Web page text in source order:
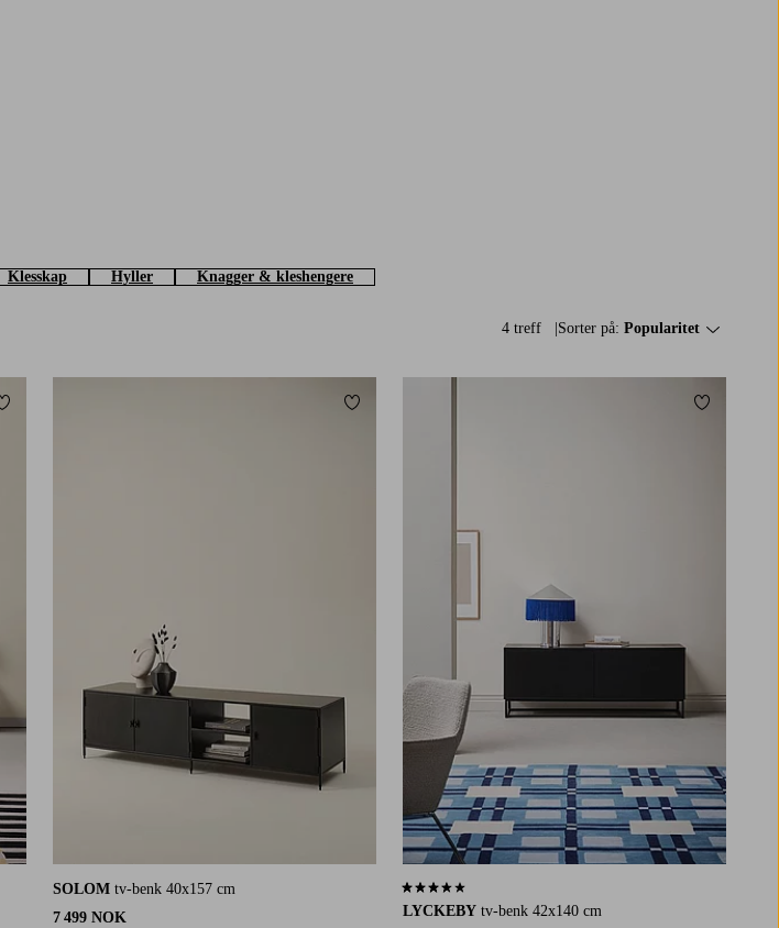
Klesskap Hyller Knagger & kleshengere
4 treff Sorter på: Popularitet
Legg til favoritter
SOLOM tv-benk 40x157 cm
7 499 NOK
Legg til favoritter
LYCKEBY tv-benk 42x140 cm
3,7 basert på 33 karaktergivninger
Legg til